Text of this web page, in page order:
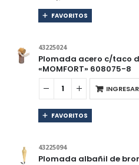
FAVORITOS
43225024
Plomada acero c/taco
«MOMFORT» 608075-8
INGRESAR
FAVORITOS
43225094
Plomada albañil de